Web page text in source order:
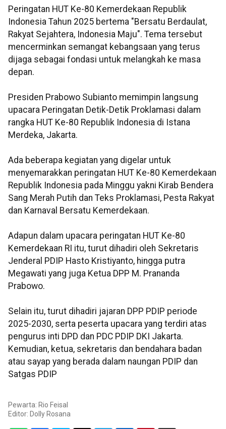
Peringatan HUT Ke-80 Kemerdekaan Republik
Indonesia Tahun 2025 bertema "Bersatu Berdaulat,
Rakyat Sejahtera, Indonesia Maju". Tema tersebut
mencerminkan semangat kebangsaan yang terus
dijaga sebagai fondasi untuk melangkah ke masa
depan.
Presiden Prabowo Subianto memimpin langsung
upacara Peringatan Detik-Detik Proklamasi dalam
rangka HUT Ke-80 Republik Indonesia di Istana
Merdeka, Jakarta.
Ada beberapa kegiatan yang digelar untuk
menyemarakkan peringatan HUT Ke-80 Kemerdekaan
Republik Indonesia pada Minggu yakni Kirab Bendera
Sang Merah Putih dan Teks Proklamasi, Pesta Rakyat
dan Karnaval Bersatu Kemerdekaan.
Adapun dalam upacara peringatan HUT Ke-80
Kemerdekaan RI itu, turut dihadiri oleh Sekretaris
Jenderal PDIP Hasto Kristiyanto, hingga putra
Megawati yang juga Ketua DPP M. Prananda
Prabowo.
Selain itu, turut dihadiri jajaran DPP PDIP periode
2025-2030, serta peserta upacara yang terdiri atas
pengurus inti DPD dan PDC PDIP DKI Jakarta.
Kemudian, ketua, sekretaris dan bendahara badan
atau sayap yang berada dalam naungan PDIP dan
Satgas PDIP
Pewarta: Rio Feisal
Editor: Dolly Rosana